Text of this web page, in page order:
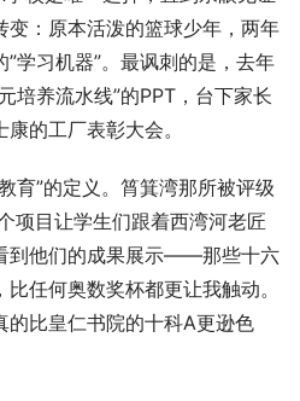
变：原本活泼的篮球少年，两年
学习机器”。最讽刺的是，去年
培养流水线”的PPT，台下家长
的工厂表彰大会。
育”的定义。筲箕湾那所被评级
项目让学生们跟着西湾河老匠
到他们的成果展示——那些十六
任何奥数奖杯都更让我触动。
的比皇仁书院的十科A更逊色